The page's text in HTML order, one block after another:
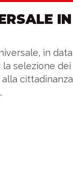
IN
in data
selezione dei
cittadinanza